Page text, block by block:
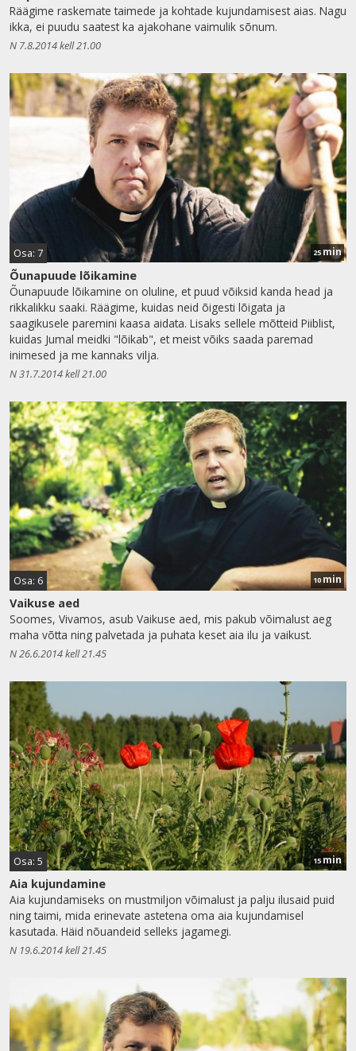
Räägime raskemate taimede ja kohtade kujundamisest aias. Nagu
ikka, ei puudu saatest ka ajakohane vaimulik sõnum.
N 7.8.2014 kell 21.00
Osa: 7 25 min
Õunapuude lõikamine
Õunapuude lõikamine on oluline, et puud võiksid kanda head ja
rikkalikku saaki. Räägime, kuidas neid õigesti lõigata ja
saagikusele paremini kaasa aidata. Lisaks sellele mõtteid Piiblist,
kuidas Jumal meidki "lõikab", et meist võiks saada paremad
inimesed ja me kannaks vilja.
N 31.7.2014 kell 21.00
Osa: 6 10 min
Vaikuse aed
Soomes, Vivamos, asub Vaikuse aed, mis pakub võimalust aeg
maha võtta ning palvetada ja puhata keset aia ilu ja vaikust.
N 26.6.2014 kell 21.45
Osa: 5 15 min
Aia kujundamine
Aia kujundamiseks on mustmiljon võimalust ja palju ilusaid puid
ning taimi, mida erinevate astetena oma aia kujundamisel
kasutada. Häid nõuandeid selleks jagamegi.
N 19.6.2014 kell 21.45